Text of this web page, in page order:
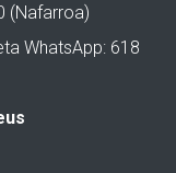
(Nafarroa)
WhatsApp: 618